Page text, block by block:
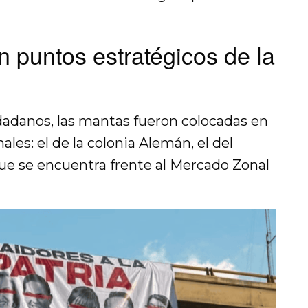
puntos estratégicos de la
las mantas fueron colocadas en
el de la colonia Alemán, el del
se encuentra frente al Mercado Zonal